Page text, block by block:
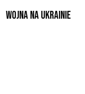
Wojna na Ukrainie